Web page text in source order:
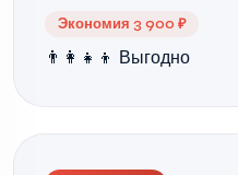
Экономия 3 900 ₽
👨‍👩‍👧‍👦 Выгодно